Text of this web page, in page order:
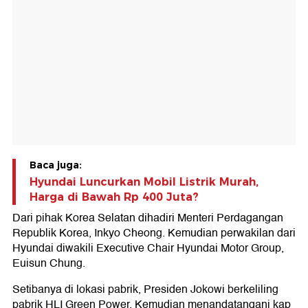
Baca juga:
Hyundai Luncurkan Mobil Listrik Murah,
Harga di Bawah Rp 400 Juta?
Dari pihak Korea Selatan dihadiri Menteri Perdagangan
Republik Korea, Inkyo Cheong. Kemudian perwakilan dari
Hyundai diwakili Executive Chair Hyundai Motor Group,
Euisun Chung.
Setibanya di lokasi pabrik, Presiden Jokowi berkeliling